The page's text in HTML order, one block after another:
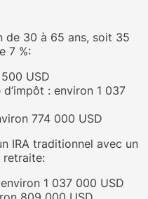
de 30 à 65 ans, soit 35
7 %:
USD
: environ 1 037
774 000 USD
IRA traditionnel avec un
retraite:
1 037 000 USD